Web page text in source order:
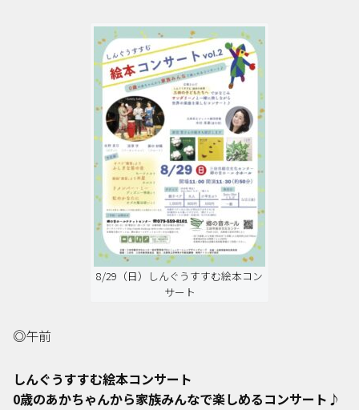
8/29（日）しんぐうすすむ絵本コン
サート
◎午前
しんぐうすすむ絵本コンサート
0歳のあかちゃんから家族みんなで楽しめるコンサート♪